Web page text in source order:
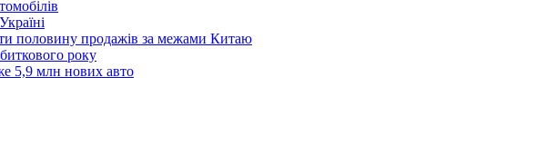
половину продажів за межами Китаю
року
5,9 млн нових авто